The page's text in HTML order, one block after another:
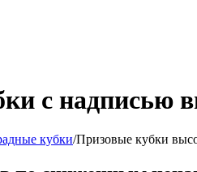
с надписью
кубки/Призовые кубки